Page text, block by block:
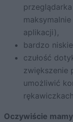
aplikacji),
bardzo
czułość
zwiększenie
umożliwić
Oczywiście